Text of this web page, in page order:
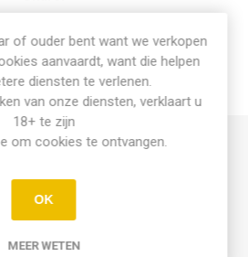
UP & LEVERING
vóór 15u = vandaag af te halen
maandag kunnen dinsdag vanaf 12u
of ouder bent want we verkopen
aanvaardt, want die helpen
diensten te verlenen.
van onze diensten, verklaart u
18+ te zijn
om cookies te ontvangen.
OK
MEER WETEN